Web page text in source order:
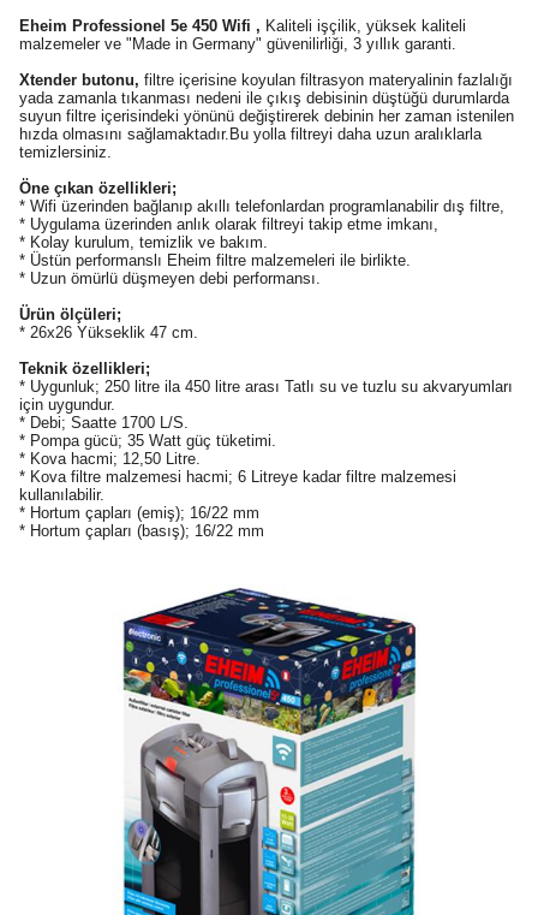
Eheim Professionel 5e 450 Wifi , Kaliteli işçilik, yüksek kaliteli
malzemeler ve "Made in Germany" güvenilirliği, 3 yıllık garanti.
Xtender butonu, filtre içerisine koyulan filtrasyon materyalinin fazlalığı
yada zamanla tıkanması nedeni ile çıkış debisinin düştüğü durumlarda
suyun filtre içerisindeki yönünü değiştirerek debinin her zaman istenilen
hızda olmasını sağlamaktadır.Bu yolla filtreyi daha uzun aralıklarla
temizlersiniz.
Öne çıkan özellikleri;
* Wifi üzerinden bağlanıp akıllı telefonlardan programlanabilir dış filtre,
* Uygulama üzerinden anlık olarak filtreyi takip etme imkanı,
* Kolay kurulum, temizlik ve bakım.
* Üstün performanslı Eheim filtre malzemeleri ile birlikte.
* Uzun ömürlü düşmeyen debi performansı.
Ürün ölçüleri;
* 26x26 Yükseklik 47 cm.
Teknik özellikleri;
* Uygunluk; 250 litre ila 450 litre arası Tatlı su ve tuzlu su akvaryumları
için uygundur.
* Debi; Saatte 1700 L/S.
* Pompa gücü; 35 Watt güç tüketimi.
* Kova hacmi; 12,50 Litre.
* Kova filtre malzemesi hacmi; 6 Litreye kadar filtre malzemesi
kullanılabilir.
* Hortum çapları (emiş); 16/22 mm
* Hortum çapları (basış); 16/22 mm